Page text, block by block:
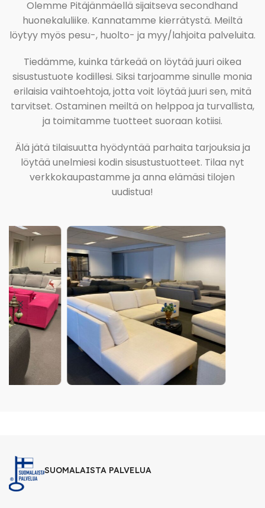
Olemme Pitäjänmäellä sijaitseva secondhand
huonekaluliike. Kannatamme kierrätystä. Meiltä
löytyy myös pesu-, huolto- ja myy/lahjoita palveluita.
Tiedämme, kuinka tärkeää on löytää juuri oikea
sisustustuote kodillesi. Siksi tarjoamme sinulle monia
erilaisia vaihtoehtoja, jotta voit löytää juuri sen, mitä
tarvitset. Ostaminen meiltä on helppoa ja turvallista,
ja toimitamme tuotteet suoraan kotiisi.
Älä jätä tilaisuutta hyödyntää parhaita tarjouksia ja
löytää unelmiesi kodin sisustustuotteet. Tilaa nyt
verkkokaupastamme ja anna elämäsi tilojen
uudistua!
SUOMALAISTA PALVELUA